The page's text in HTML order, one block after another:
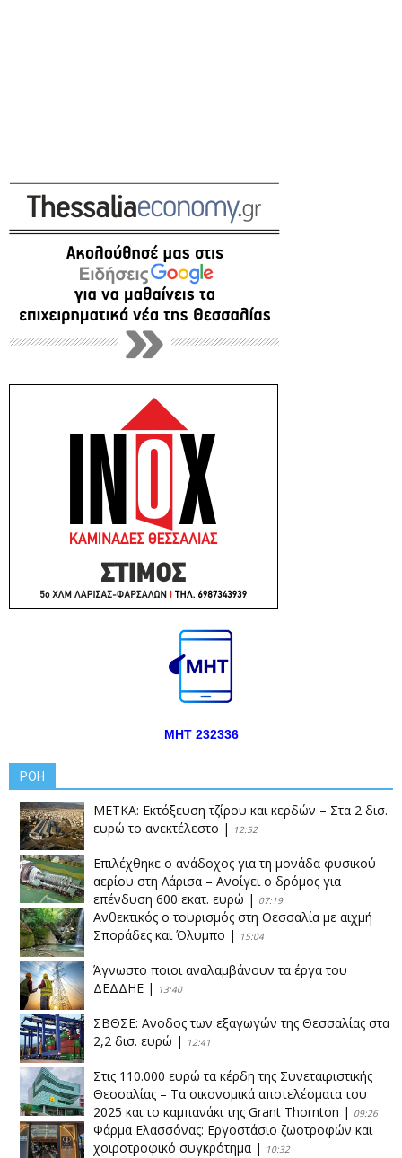
ΜΗΤ 232336
ΡΟΗ
ΜΕΤΚΑ: Εκτόξευση τζίρου και κερδών – Στα 2 δισ.
ευρώ το ανεκτέλεστο | 12:52
Επιλέχθηκε ο ανάδοχος για τη μονάδα φυσικού
αερίου στη Λάρισα – Ανοίγει ο δρόμος για
επένδυση 600 εκατ. ευρώ | 07:19
Ανθεκτικός ο τουρισμός στη Θεσσαλία με αιχμή
Σποράδες και Όλυμπο | 15:04
Άγνωστο ποιοι αναλαμβάνουν τα έργα του
ΔΕΔΔΗΕ | 13:40
ΣΒΘΣΕ: Aνοδος των εξαγωγών της Θεσσαλίας στα
2,2 δισ. ευρώ | 12:41
Στις 110.000 ευρώ τα κέρδη της Συνεταιριστικής
Θεσσαλίας – Τα οικονομικά αποτελέσματα του
2025 και το καμπανάκι της Grant Thornton | 09:26
Φάρμα Ελασσόνας: Εργοστάσιο ζωοτροφών και
χοιροτροφικό συγκρότημα | 10:32